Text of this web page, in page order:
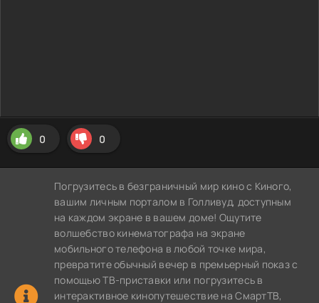
0 0
Погрузитесь в безграничный мир кино с Киного,
вашим личным порталом в Голливуд, доступным
на каждом экране в вашем доме! Ощутите
волшебство кинематографа на экране
мобильного телефона в любой точке мира,
превратите обычный вечер в премьерный показ с
помощью ТВ-приставки или погрузитесь в
интерактивное кинопутешествие на СмартТВ,